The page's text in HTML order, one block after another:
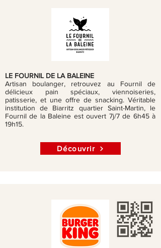
LE FOURNIL DE LA BALEINE
Artisan boulanger, retrouvez au Fournil de
délicieux pain spéciaux, viennoiseries,
patisserie, et une offre de snacking. Véritable
institution de Biarritz quartier Saint-Martin, le
Fournil de la Baleine est ouvert 7j/7 de 6h45 à
19h15.
Découvrir